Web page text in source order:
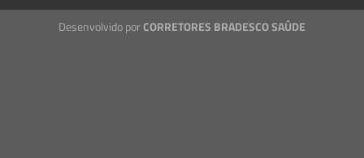
Desenvolvido porCORRETORES BRADESCO SAÚDE